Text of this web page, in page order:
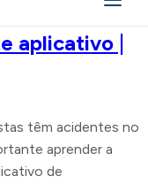
aplicativo |
têm acidentes no
aprender a
de